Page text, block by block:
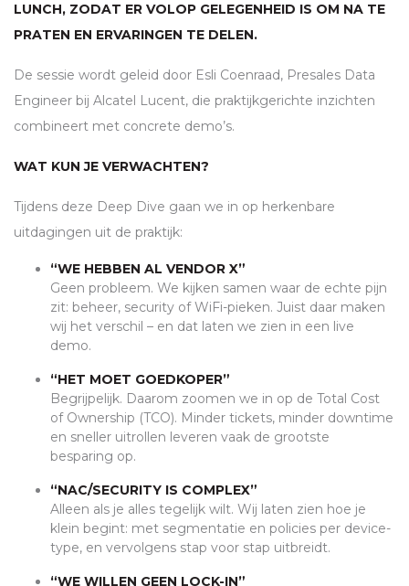
LUNCH, ZODAT ER VOLOP GELEGENHEID IS OM NA TE
PRATEN EN ERVARINGEN TE DELEN.
De sessie wordt geleid door Esli Coenraad, Presales Data
Engineer bij Alcatel Lucent, die praktijkgerichte inzichten
combineert met concrete demo’s.
WAT KUN JE VERWACHTEN?
Tijdens deze Deep Dive gaan we in op herkenbare
uitdagingen uit de praktijk:
“WE HEBBEN AL VENDOR X”
Geen probleem. We kijken samen waar de echte pijn
zit: beheer, security of WiFi-pieken. Juist daar maken
wij het verschil – en dat laten we zien in een live
demo.
“HET MOET GOEDKOPER”
Begrijpelijk. Daarom zoomen we in op de Total Cost
of Ownership (TCO). Minder tickets, minder downtime
en sneller uitrollen leveren vaak de grootste
besparing op.
“NAC/SECURITY IS COMPLEX”
Alleen als je alles tegelijk wilt. Wij laten zien hoe je
klein begint: met segmentatie en policies per device-
type, en vervolgens stap voor stap uitbreidt.
“WE WILLEN GEEN LOCK-IN”